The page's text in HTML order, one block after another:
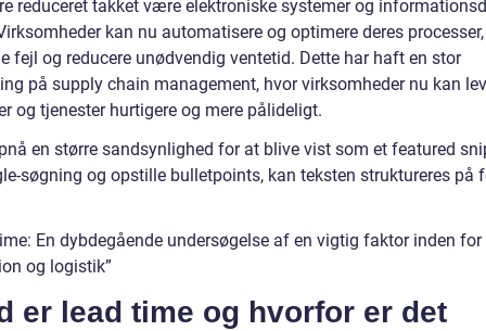
reduceret takket være elektroniske systemer og
kan nu automatisere og optimere deres
fejl og reducere unødvendig ventetid. Dette har haft en stor
på supply chain management, hvor virksomheder nu kan
og tjenester hurtigere og mere pålideligt.
en større sandsynlighed for at blive vist som et featured
søgning og opstille bulletpoints, kan teksten struktureres på
En dybdegående undersøgelse af en vigtig faktor inden for
og logistik”
er lead time og hvorfor er det